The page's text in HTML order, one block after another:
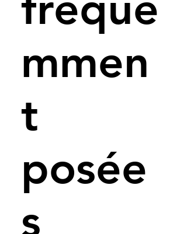
mmen
t
posée
s